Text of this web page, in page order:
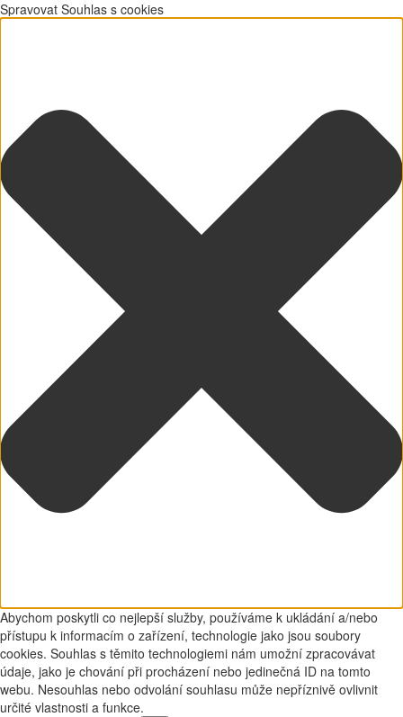
Spravovat Souhlas s cookies
Abychom poskytli co nejlepší služby, používáme k ukládání a/nebo
přístupu k informacím o zařízení, technologie jako jsou soubory
cookies. Souhlas s těmito technologiemi nám umožní zpracovávat
údaje, jako je chování při procházení nebo jedinečná ID na tomto
webu. Nesouhlas nebo odvolání souhlasu může nepříznivě ovlivnit
určité vlastnosti a funkce.